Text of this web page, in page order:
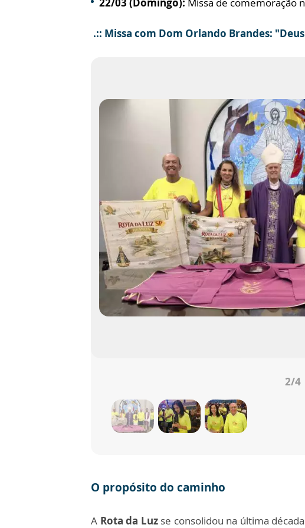
.:: Missa com Dom Orlando Brandes:
2/4
O propósito do caminho
A Rota da Luzse consolidou na última